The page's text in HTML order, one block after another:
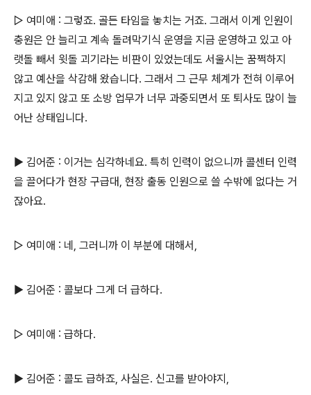
▷ 여미애 : 그렇죠. 골든 타임을 놓치는 거죠. 그래서 이게 인원이
충원은 안 늘리고 계속 돌려막기식 운영을 지금 운영하고 있고 아
랫돌 빼서 윗돌 괴기라는 비판이 있었는데도 서울시는 꿈쩍하지
않고 예산을 삭감해 왔습니다. 그래서 그 근무 체계가 전혀 이루어
지고 있지 않고 또 소방 업무가 너무 과중되면서 또 퇴사도 많이 늘
어난 상태입니다.
▶ 김어준 : 이거는 심각하네요. 특히 인력이 없으니까 콜센터 인력
을 끌어다가 현장 구급대, 현장 출동 인원으로 쓸 수밖에 없다는 거
잖아요.
▷ 여미애 : 네, 그러니까 이 부분에 대해서,
▶ 김어준 : 콜보다 그게 더 급하다.
▷ 여미애 : 급하다.
▶ 김어준 : 콜도 급하죠, 사실은. 신고를 받아야지,